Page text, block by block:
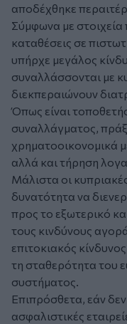
αποδέχθηκε
Σύμφωνα με στοιχεία
καταθέσεις σε
υπήρχε μεγάλος
συναλλάσσονται με
διεκπεραιώνουν
Όπως είναι
συναλλάγματος,
χρηματοοικονομικά
αλλά και τήρηση
Μάλιστα οι
δυνατότητα να
προς το εξωτερικό
τους κινδύνους
επιτοκιακός
τη σταθερότητα του
συστήματος.
Επιπρόσθετα, εάν
ασφαλιστικές